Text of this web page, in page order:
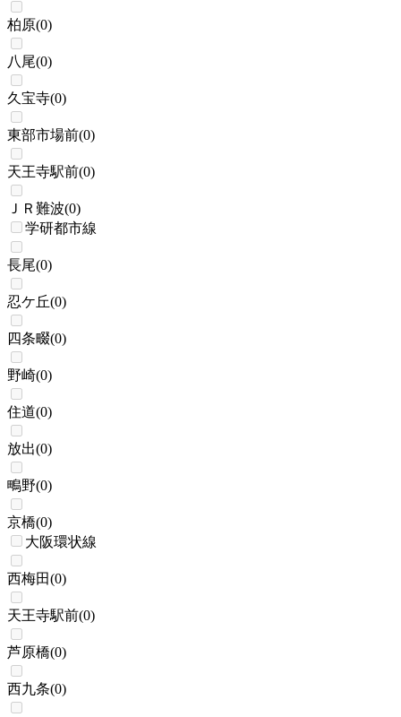
柏原(0)
八尾(0)
久宝寺(0)
東部市場前(0)
天王寺駅前(0)
ＪＲ難波(0)
学研都市線
長尾(0)
忍ケ丘(0)
四条畷(0)
野崎(0)
住道(0)
放出(0)
鴫野(0)
京橋(0)
大阪環状線
西梅田(0)
天王寺駅前(0)
芦原橋(0)
西九条(0)